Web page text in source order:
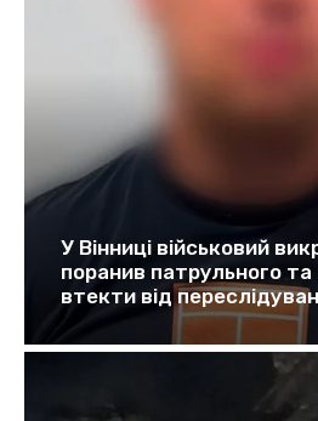
У Вінниці військовий
поранив патрульного
втекти від